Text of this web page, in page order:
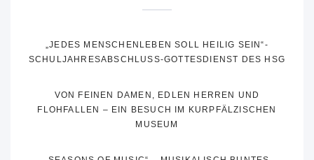
„JEDES MENSCHENLEBEN SOLL HEILIG SEIN“-
SCHULJAHRESABSCHLUSS-GOTTESDIENST DES HSG
VON FEINEN DAMEN, EDLEN HERREN UND
FLOHFALLEN – EIN BESUCH IM KURPFÄLZISCHEN
MUSEUM